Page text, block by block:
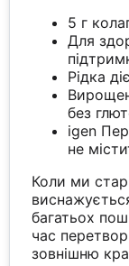
5 г
Для
Рідка
без
igen
не
Коли ми
багатьох
час
зовнішню